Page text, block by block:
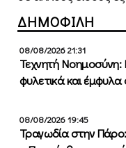
ΔΗΜΟΦΙΛΗ
08/08/2026 21:31
Τεχνητή
φυλετικά και
08/08/2026 19:45
Τραγωδία στην Πάρο: